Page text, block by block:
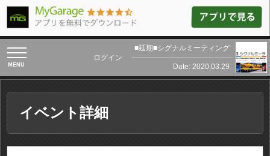
toggle
navigation
ログイン
■延期■シグナルミーティング
Date: 2020.03.29
イベント詳細